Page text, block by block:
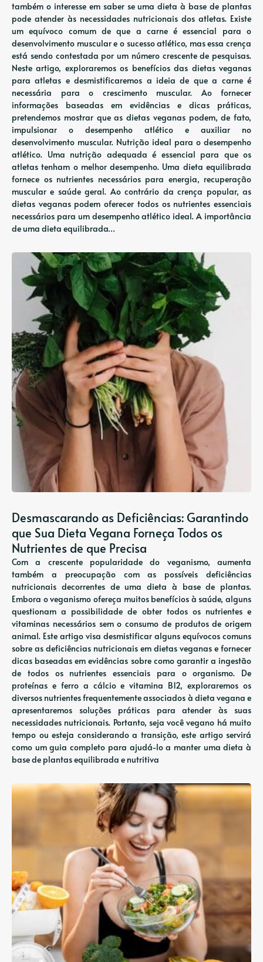
também o interesse em saber se uma dieta à base de plantas
pode atender às necessidades nutricionais dos atletas. Existe
um equívoco comum de que a carne é essencial para o
desenvolvimento muscular e o sucesso atlético, mas essa crença
está sendo contestada por um número crescente de pesquisas.
Neste artigo, exploraremos os benefícios das dietas veganas
para atletas e desmistificaremos a ideia de que a carne é
necessária para o crescimento muscular. Ao fornecer
informações baseadas em evidências e dicas práticas,
pretendemos mostrar que as dietas veganas podem, de fato,
impulsionar o desempenho atlético e auxiliar no
desenvolvimento muscular. Nutrição ideal para o desempenho
atlético. Uma nutrição adequada é essencial para que os
atletas tenham o melhor desempenho. Uma dieta equilibrada
fornece os nutrientes necessários para energia, recuperação
muscular e saúde geral. Ao contrário da crença popular, as
dietas veganas podem oferecer todos os nutrientes essenciais
necessários para um desempenho atlético ideal. A importância
de uma dieta equilibrada…
Desmascarando as Deficiências: Garantindo
que Sua Dieta Vegana Forneça Todos os
Nutrientes de que Precisa
Com a crescente popularidade do veganismo, aumenta
também a preocupação com as possíveis deficiências
nutricionais decorrentes de uma dieta à base de plantas.
Embora o veganismo ofereça muitos benefícios à saúde, alguns
questionam a possibilidade de obter todos os nutrientes e
vitaminas necessários sem o consumo de produtos de origem
animal. Este artigo visa desmistificar alguns equívocos comuns
sobre as deficiências nutricionais em dietas veganas e fornecer
dicas baseadas em evidências sobre como garantir a ingestão
de todos os nutrientes essenciais para o organismo. De
proteínas e ferro a cálcio e vitamina B12, exploraremos os
diversos nutrientes frequentemente associados à dieta vegana e
apresentaremos soluções práticas para atender às suas
necessidades nutricionais. Portanto, seja você vegano há muito
tempo ou esteja considerando a transição, este artigo servirá
como um guia completo para ajudá-lo a manter uma dieta à
base de plantas equilibrada e nutritiva